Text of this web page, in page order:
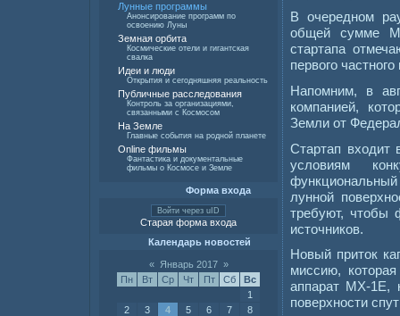
Лунные программы
Анонсирование программ по
освоению Луны
Земная орбита
Космические отели и гигантская
свалка
Идеи и люди
Открытия и сегодняшняя реальность
Публичные расследования
Контроль за организациями,
связанными с Космосом
На Земле
Главные события на родной планете
Online фильмы
Фантастика и документальные
фильмы о Космосе и Земле
Форма входа
Войти через uID
Старая форма входа
Календарь новостей
« Январь 2017 »
Пн
Вт Ср Чт Пт Сб
Вс
1
2
3 4 5 6 7
8
В очередном
общей сумме
стартапа
первого
Напомним, в
компанией,
Земли от
Стартап входит
условиям
функциональный
лунной
требуют, чтобы
источников.
Новый приток
миссию,
аппарат MX-1E,
поверхности